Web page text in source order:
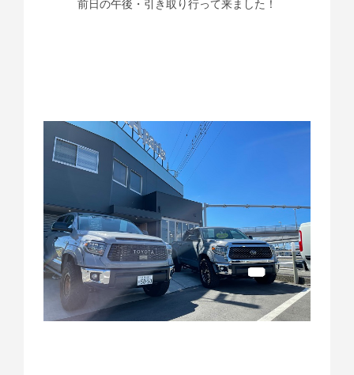
前日の午後・引き取り行って来ました！